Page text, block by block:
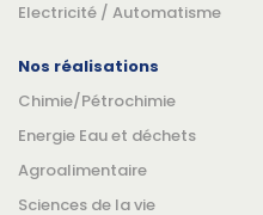
Electricité / Automatisme
Nos réalisations
Chimie/Pétrochimie
Energie Eau et déchets
Agroalimentaire
Sciences de la vie